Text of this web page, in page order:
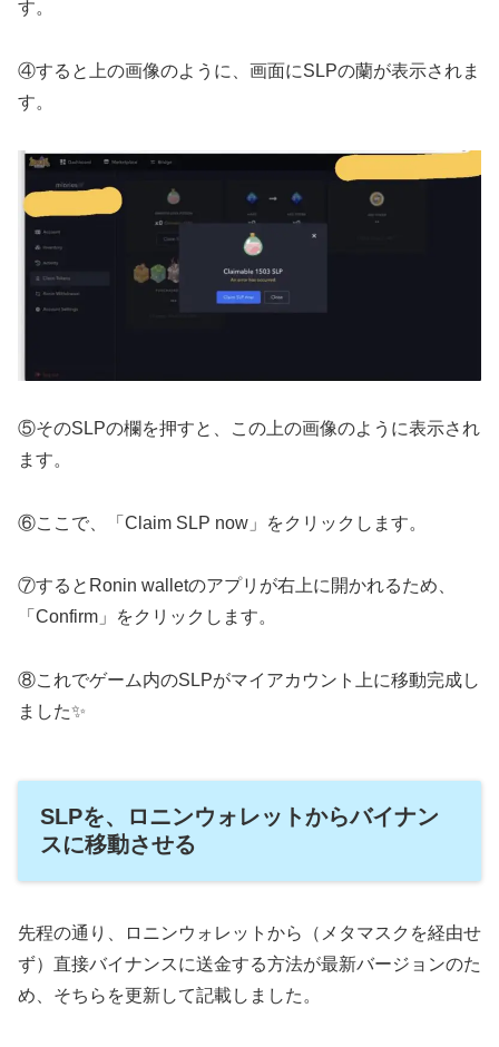
す。
④すると上の画像のように、画面にSLPの蘭が表示されま
す。
⑤そのSLPの欄を押すと、この上の画像のように表示され
ます。
⑥ここで、「Claim SLP now」をクリックします。
⑦するとRonin walletのアプリが右上に開かれるため、
「Confirm」をクリックします。
⑧これでゲーム内のSLPがマイアカウント上に移動完成し
ました✨
SLPを、ロニンウォレットからバイナン
スに移動させる
先程の通り、ロニンウォレットから（メタマスクを経由せ
ず）直接バイナンスに送金する方法が最新バージョンのた
め、そちらを更新して記載しました。